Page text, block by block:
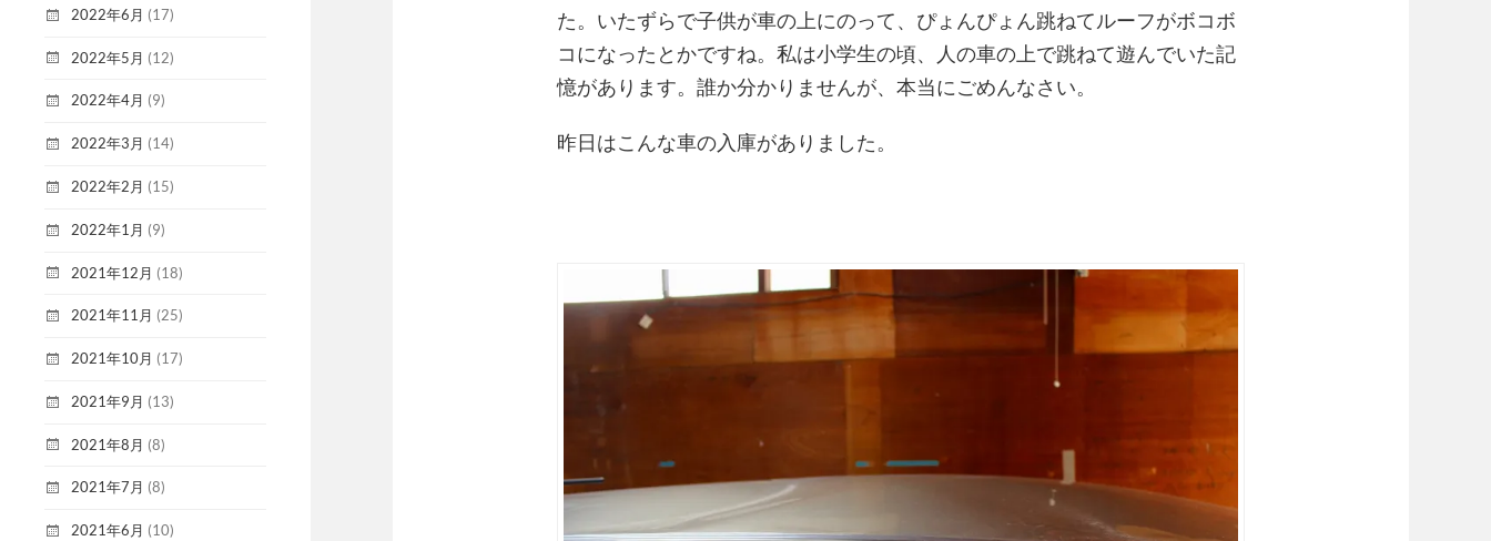
2022年6月 (17)
2022年5月 (12)
2022年4月 (9)
2022年3月 (14)
2022年2月 (15)
2022年1月 (9)
2021年12月 (18)
2021年11月 (25)
2021年10月 (17)
2021年9月 (13)
2021年8月 (8)
2021年7月 (8)
2021年6月 (10)
た。いたずらで子供が車の上にのって、ぴょんぴょん跳ねてルーフがボコボ
コになったとかですね。私は小学生の頃、人の車の上で跳ねて遊んでいた記
憶があります。誰か分かりませんが、本当にごめんなさい。
昨日はこんな車の入庫がありました。